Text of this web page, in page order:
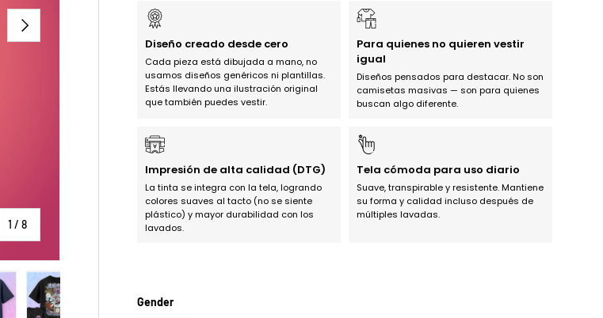
1 /de
8
SIGUIENTE
Diseño creado desde cero
Cada pieza está dibujada a mano, no
usamos diseños genéricos ni plantillas.
Estás llevando una ilustración original
que también puedes vestir.
Para quienes no quieren vestir
igual
Diseños pensados para destacar. No son
camisetas masivas — son para quienes
buscan algo diferente.
Impresión de alta calidad (DTG)
La tinta se integra con la tela, logrando
colores suaves al tacto (no se siente
plástico) y mayor durabilidad con los
lavados.
Tela cómoda para uso diario
Suave, transpirable y resistente. Mantiene
su forma y calidad incluso después de
múltiples lavadas.
Gender